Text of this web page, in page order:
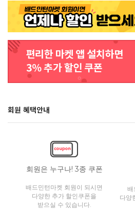
회원 혜택안내
회원은 누구나! 3종 쿠폰
배드민턴마켓 회원이 되시면
다양한 추가 할인쿠폰을
받으실 수 있습니다.
배
다양